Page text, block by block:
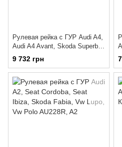
Рулевая рейка с ГУР Audi A4,
Audi A4 Avant, Skoda Superb,
Vw Passat AU211R
9 732 грн